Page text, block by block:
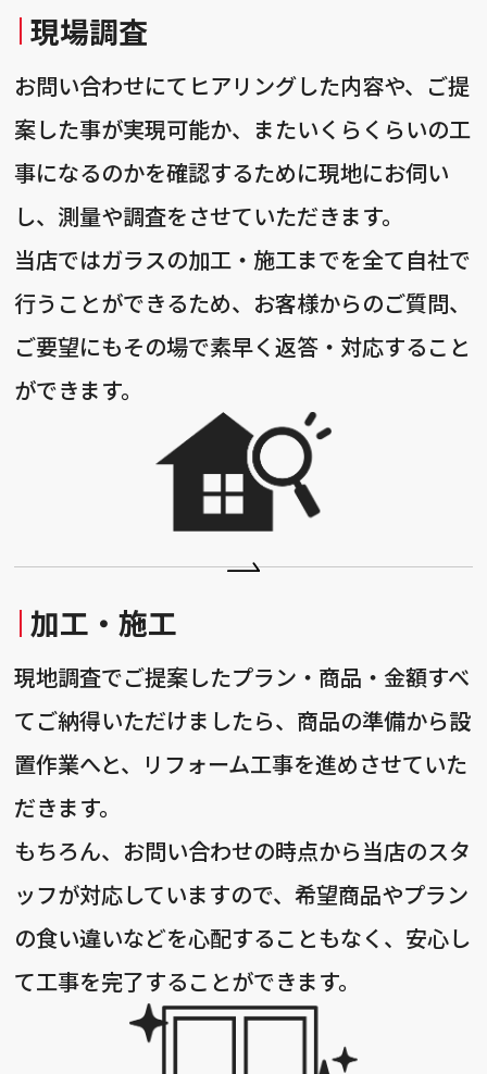
現場調査
お問い合わせにてヒアリングした内容や、ご提
案した事が実現可能か、またいくらくらいの工
事になるのかを確認するために現地にお伺い
し、測量や調査をさせていただきます。
当店ではガラスの加工・施工までを全て自社で
行うことができるため、お客様からのご質問、
ご要望にもその場で素早く返答・対応すること
ができます。
加工・施工
現地調査でご提案したプラン・商品・金額すべ
てご納得いただけましたら、商品の準備から設
置作業へと、リフォーム工事を進めさせていた
だきます。
もちろん、お問い合わせの時点から当店のスタ
ッフが対応していますので、希望商品やプラン
の食い違いなどを心配することもなく、安心し
て工事を完了することができます。